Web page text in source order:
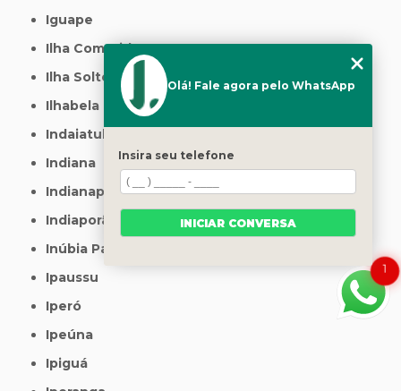
Iguape
Ilha Comprida
Ilha Solteira
Ilhabela
Indaiatuba
Indiana
Indianapolis
Indiaporã
Inúbia Paulista
Ipaussu
Iperó
Ipeúna
Ipiguá
1
Olá! Fale agora pelo WhatsApp
Insira seu telefone
INICIAR CONVERSA